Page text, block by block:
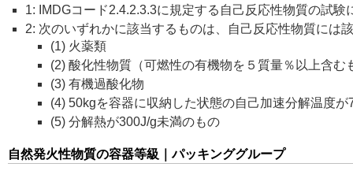
1: IMDGコード2.4.2.3.3に規定する自己反応性物質の試験
2: 次のいずれかに該当するものは、自己反応性物質には
(1) 火薬類
(2) 酸化性物質（可燃性の有機物を５質量％以上含む
(3) 有機過酸化物
(4) 50kgを容器に収納した状態の自己加速分解温度
(5) 分解熱が300J/g未満のもの
自然発火性物質の容器等級｜パッキンググループ